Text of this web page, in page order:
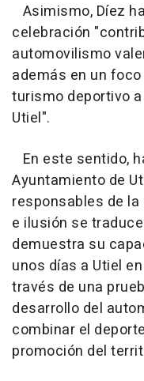
Asimismo, Díez
celebración
automovilismo
además en un
turismo deportivo
Utiel".
En este sentido,
Ayuntamiento de
responsables de
e ilusión se
demuestra su
unos días a Utiel
través de una
desarrollo del
combinar el
promoción del